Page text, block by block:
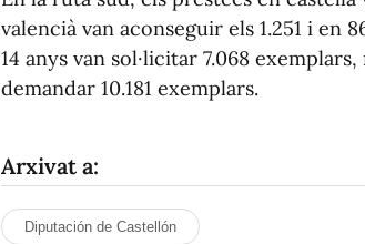
valencià van aconseguir els 1.251 i en
14 anys van sol·licitar 7.068
demandar 10.181 exemplars.
Arxivat a:
Diputación de Castellón